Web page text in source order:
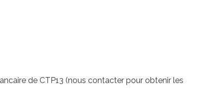
de CTP13 (nous contacter pour obtenir les